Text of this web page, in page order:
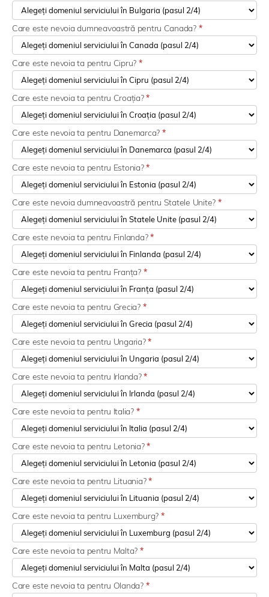
Care este nevoia dumneavoastră pentru Canada? *
Care este nevoia ta pentru Cipru? *
Care este nevoia ta pentru Croația?*
Care este nevoia ta pentru Danemarca? *
Care este nevoia ta pentru Estonia?*
Care este nevoia dumneavoastră pentru Statele Unite? *
Care este nevoia ta pentru Finlanda?*
Care este nevoia ta pentru Franța? *
Care este nevoia ta pentru Grecia? *
Care este nevoia ta pentru Ungaria?*
Care este nevoia ta pentru Irlanda?*
Care este nevoia ta pentru Italia? *
Care este nevoia ta pentru Letonia?*
Care este nevoia ta pentru Lituania?*
Care este nevoia ta pentru Luxemburg? *
Care este nevoia ta pentru Malta? *
Care este nevoia ta pentru Olanda? *